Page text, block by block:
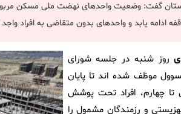
گفت: وضعیت واحدهای نهضت ملی مسکن
ادامه یابد و واحدهای بدون متقاضی به افراد
روز شنبه در جلسه شورای
موظف شده اند تا پایان
تا چهارم، افراد تحت پوشش
و رزمندگان مشمول را